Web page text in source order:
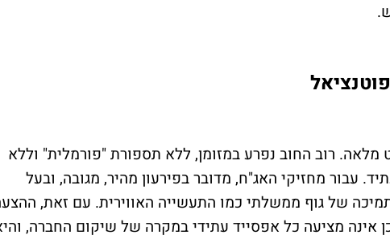
מלאה. רוב החוב נפרע במזומן, ללא תספורת "פורמלית" וללא
עבור מחזיקי האג"ח, מדובר בפירעון מהיר, מגובה, ובעל
של גוף ממשלתי כמו התעשייה האווירית. עם זאת,
אינה מציעה כל אפסייד עתידי במקרה של שיקום החברה,